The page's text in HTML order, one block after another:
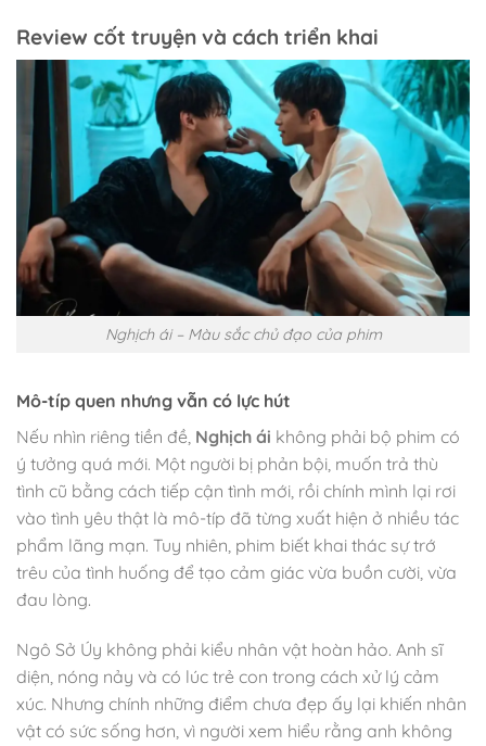
Review cốt truyện và cách triển khai
Nghịch ái – Màu sắc chủ đạo của phim
Mô-típ quen nhưng vẫn có lực hút
Nếu nhìn riêng tiền đề, Nghịch ái không phải bộ phim có
ý tưởng quá mới. Một người bị phản bội, muốn trả thù
tình cũ bằng cách tiếp cận tình mới, rồi chính mình lại rơi
vào tình yêu thật là mô-típ đã từng xuất hiện ở nhiều tác
phẩm lãng mạn. Tuy nhiên, phim biết khai thác sự trớ
trêu của tình huống để tạo cảm giác vừa buồn cười, vừa
đau lòng.
Ngô Sở Úy không phải kiểu nhân vật hoàn hảo. Anh sĩ
diện, nóng nảy và có lúc trẻ con trong cách xử lý cảm
xúc. Nhưng chính những điểm chưa đẹp ấy lại khiến nhân
vật có sức sống hơn, vì người xem hiểu rằng anh không